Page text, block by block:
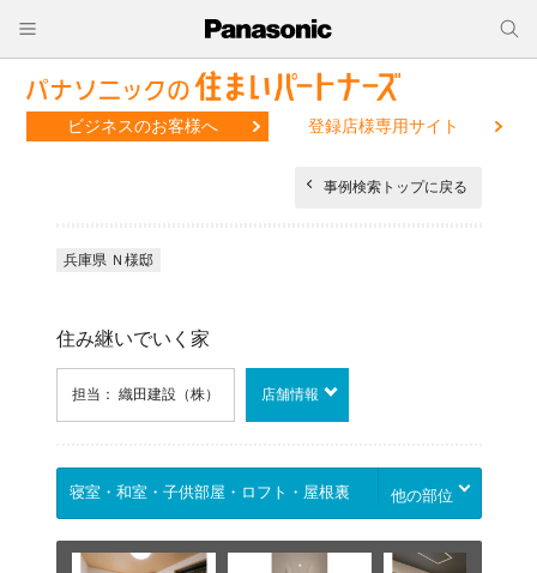
ビジネスのお客様へ 登録店様専用サイト
事例検索トップに戻る
兵庫県 Ｎ様邸
住み継いでいく家
担当： 織田建設（株） 店舗情報
他の部位